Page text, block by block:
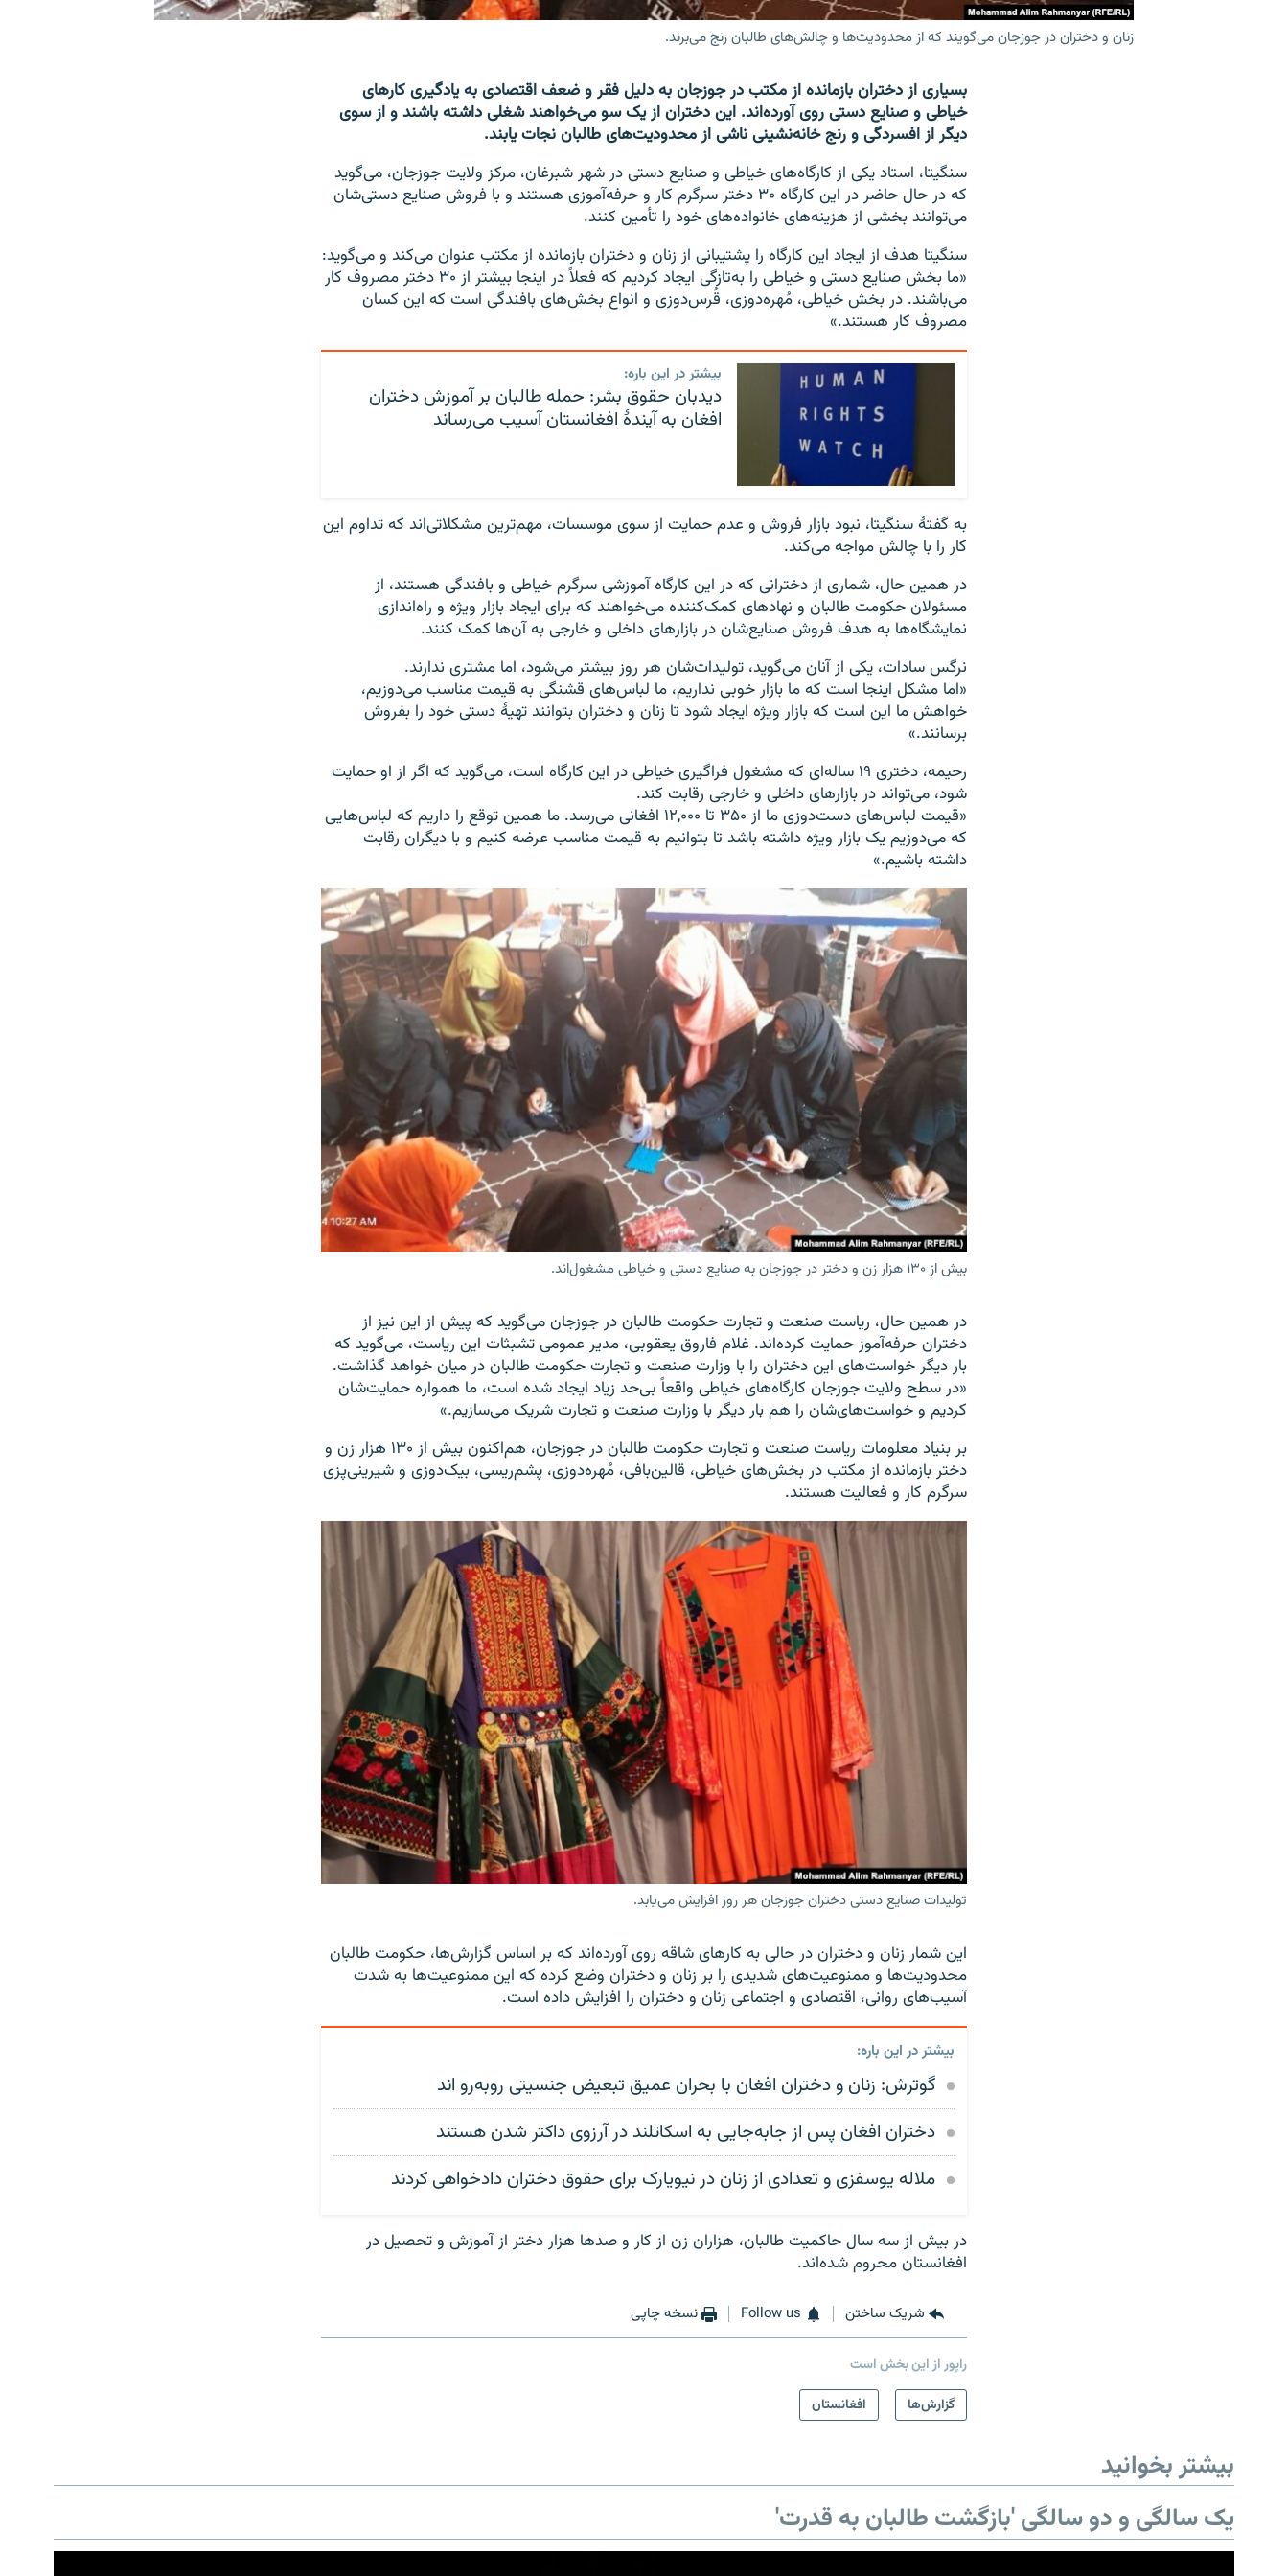
زنان و دختران در جوزجان می‌گویند که از محدودیت‌ها و چالش‌های طالبان رنج می‌برند.
بسیاری از دختران بازمانده از مکتب در جوزجان به دلیل فقر و ضعف اقتصادی به یادگیری کارهای
خیاطی و صنایع دستی روی آورده‌اند. این دختران از یک سو می‌خواهند شغلی داشته باشند و از سوی
دیگر از افسردگی و رنج خانه‌نشینی ناشی از محدودیت‌های طالبان نجات یابند.
سنگیتا، استاد یکی از کارگاه‌های خیاطی و صنایع دستی در شهر شبرغان، مرکز ولایت جوزجان، می‌گوید
که در حال حاضر در این کارگاه ۳۰ دختر سرگرم کار و حرفه‌آموزی هستند و با فروش صنایع دستی‌شان
می‌توانند بخشی از هزینه‌های خانواده‌های خود را تأمین کنند.
سنگیتا هدف از ایجاد این کارگاه را پشتیبانی از زنان و دختران بازمانده از مکتب عنوان می‌کند و می‌گوید:
«ما بخش صنایع دستی و خیاطی را به‌تازگی ایجاد کردیم که فعلاً در اینجا بیشتر از ۳۰ دختر مصروف کار
می‌باشند. در بخش خیاطی، مُهره‌دوزی، قُرس‌دوزی و انواع بخش‌های بافندگی است که این کسان
مصروف کار هستند.»
بیشتر در این باره:
دیدبان حقوق بشر: حمله طالبان بر آموزش دختران
افغان به آیندۀ افغانستان آسیب می‌رساند
به گفتۀ سنگیتا، نبود بازار فروش و عدم حمایت از سوی موسسات، مهم‌ترین مشکلاتی‌اند که تداوم این
کار را با چالش مواجه می‌کند.
در همین حال، شماری از دخترانی که در این کارگاه آموزشی سرگرم خیاطی و بافندگی هستند، از
مسئولان حکومت طالبان و نهادهای کمک‌کننده می‌خواهند که برای ایجاد بازار ویژه و راه‌اندازی
نمایشگاه‌ها به هدف فروش صنایع‌شان در بازارهای داخلی و خارجی به آن‌ها کمک کنند.
نرگس سادات، یکی از آنان می‌گوید، تولیدات‌شان هر روز بیشتر می‌شود، اما مشتری ندارند.
«اما مشکل اینجا است که ما بازار خوبی نداریم، ما لباس‌های قشنگی به قیمت مناسب می‌دوزیم،
خواهش ما این است که بازار ویژه ایجاد شود تا زنان و دختران بتوانند تهیۀ دستی خود را بفروش
برسانند.»
رحیمه، دختری ۱۹ ساله‌ای که مشغول فراگیری خیاطی در این کارگاه است، می‌گوید که اگر از او حمایت
شود، می‌تواند در بازارهای داخلی و خارجی رقابت کند.
«قیمت لباس‌های دست‌دوزی ما از ۳۵۰ تا ۱۲,۰۰۰ افغانی می‌رسد. ما همین توقع را داریم که لباس‌هایی
که می‌دوزیم یک بازار ویژه داشته باشد تا بتوانیم به قیمت مناسب عرضه کنیم و با دیگران رقابت
داشته باشیم.»
بیش از ۱۳۰ هزار زن و دختر در جوزجان به صنایع دستی و خیاطی مشغول‌اند.
در همین حال، ریاست صنعت و تجارت حکومت طالبان در جوزجان می‌گوید که پیش از این نیز از
دختران حرفه‌آموز حمایت کرده‌اند. غلام فاروق یعقوبی، مدیر عمومی تشبثات این ریاست، می‌گوید که
بار دیگر خواست‌های این دختران را با وزارت صنعت و تجارت حکومت طالبان در میان خواهد گذاشت.
«در سطح ولایت جوزجان کارگاه‌های خیاطی واقعاً بی‌حد زیاد ایجاد شده است، ما همواره حمایت‌شان
کردیم و خواست‌های‌شان را هم بار دیگر با وزارت صنعت و تجارت شریک می‌سازیم.»
بر بنیاد معلومات ریاست صنعت و تجارت حکومت طالبان در جوزجان، هم‌اکنون بیش از ۱۳۰ هزار زن و
دختر بازمانده از مکتب در بخش‌های خیاطی، قالین‌بافی، مُهره‌دوزی، پشم‌ریسی، بیک‌دوزی و شیرینی‌پزی
سرگرم کار و فعالیت هستند.
تولیدات صنایع دستی دختران جوزجان هر روز افزایش می‌یابد.
این شمار زنان و دختران در حالی به کارهای شاقه روی آورده‌اند که بر اساس گزارش‌ها، حکومت طالبان
محدودیت‌ها و ممنوعیت‌های شدیدی را بر زنان و دختران وضع کرده که این ممنوعیت‌ها به شدت
آسیب‌های روانی، اقتصادی و اجتماعی زنان و دختران را افزایش داده است.
بیشتر در این باره:
گوترش: زنان و دختران افغان با بحران عمیق تبعیض جنسیتی روبه‌رو اند
دختران افغان پس از جابه‌جایی به اسکاتلند در آرزوی داکتر شدن هستند
ملاله یوسفزی و تعدادی از زنان در نیویارک برای حقوق دختران دادخواهی کردند
در بیش از سه سال حاکمیت طالبان، هزاران زن از کار و صدها هزار دختر از آموزش و تحصیل در
افغانستان محروم شده‌اند.
شریک ساختن Follow us نسخه چاپی
راپور از این بخش است
گزارش‌ها
افغانستان
بیشتر بخوانید
یک سالگی و دو سالگی 'بازگشت طالبان به قدرت'